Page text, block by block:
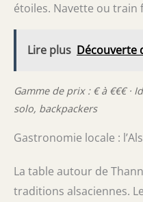
étoiles. Navette ou train
Lire plus Découverte
Gamme de prix : € à €€€ ·
solo, backpackers
Gastronomie locale :
La table autour de
traditions alsaciennes.